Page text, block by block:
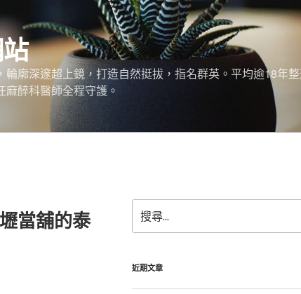
廓深邃超上鏡，打造自然挺拔，指名群英。平均逾18年
醉科醫師全程守護。
當舖的泰
尋
關
字:
近期文章